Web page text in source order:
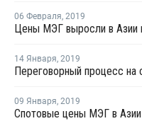
06 Февраля, 2019
14 Января, 2019
09 Января, 2019